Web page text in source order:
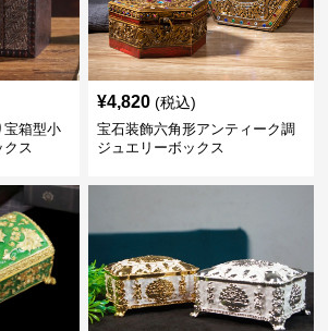
宝箱型小
クス
¥4,820 (税込)
宝石装飾六角形アンティーク調
ジュエリーボックス